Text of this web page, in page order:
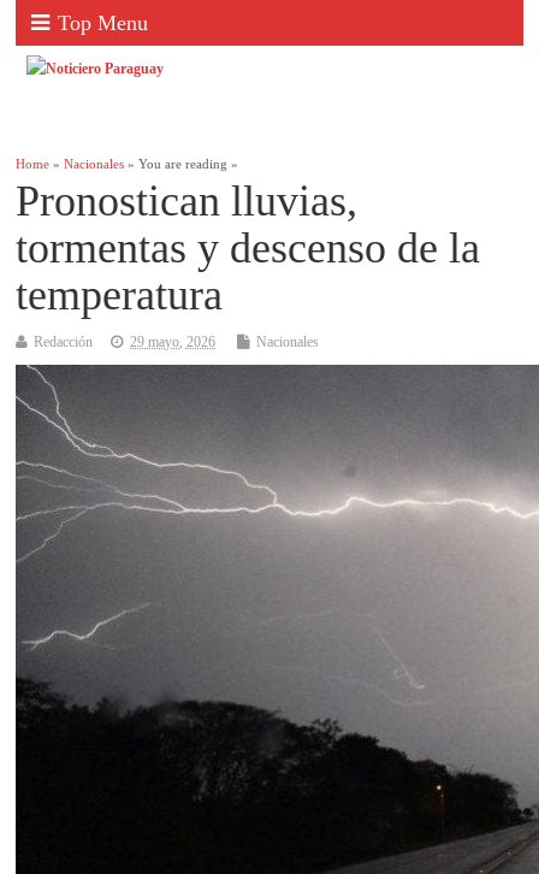
Top Menu
Home »Nacionales » You are reading »
Pronostican lluvias,
tormentas y descenso de la
temperatura
Redacción 29 mayo, 2026 Nacionales